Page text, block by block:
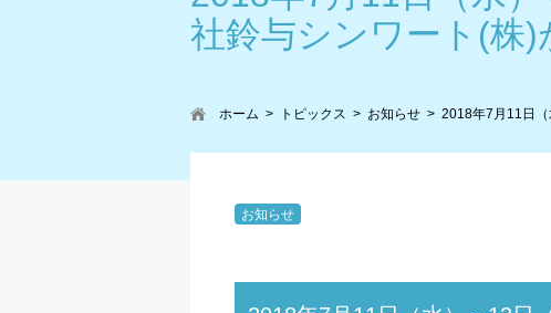
社鈴与シンワート(株)
ホーム トピックス お知らせ 2018年7月11日（
お知らせ